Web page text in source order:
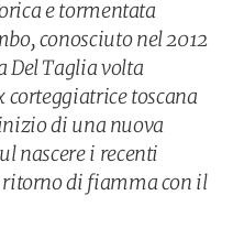
e tormentata
conosciuto nel 2012
Del Taglia volta
toscana
di una nuova
nascere i recenti
di fiamma con il